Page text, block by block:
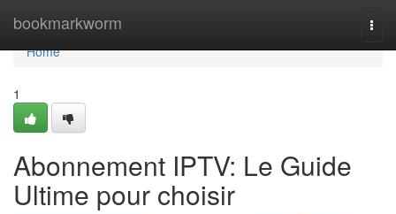
bookmarkworm
Home
Home
1
Abonnement IPTV: Le Guide
Ultime pour choisir